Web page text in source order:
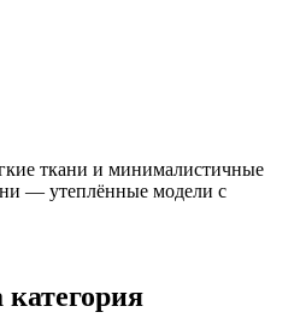
ткани и минималистичные
— утеплённые модели с
категория